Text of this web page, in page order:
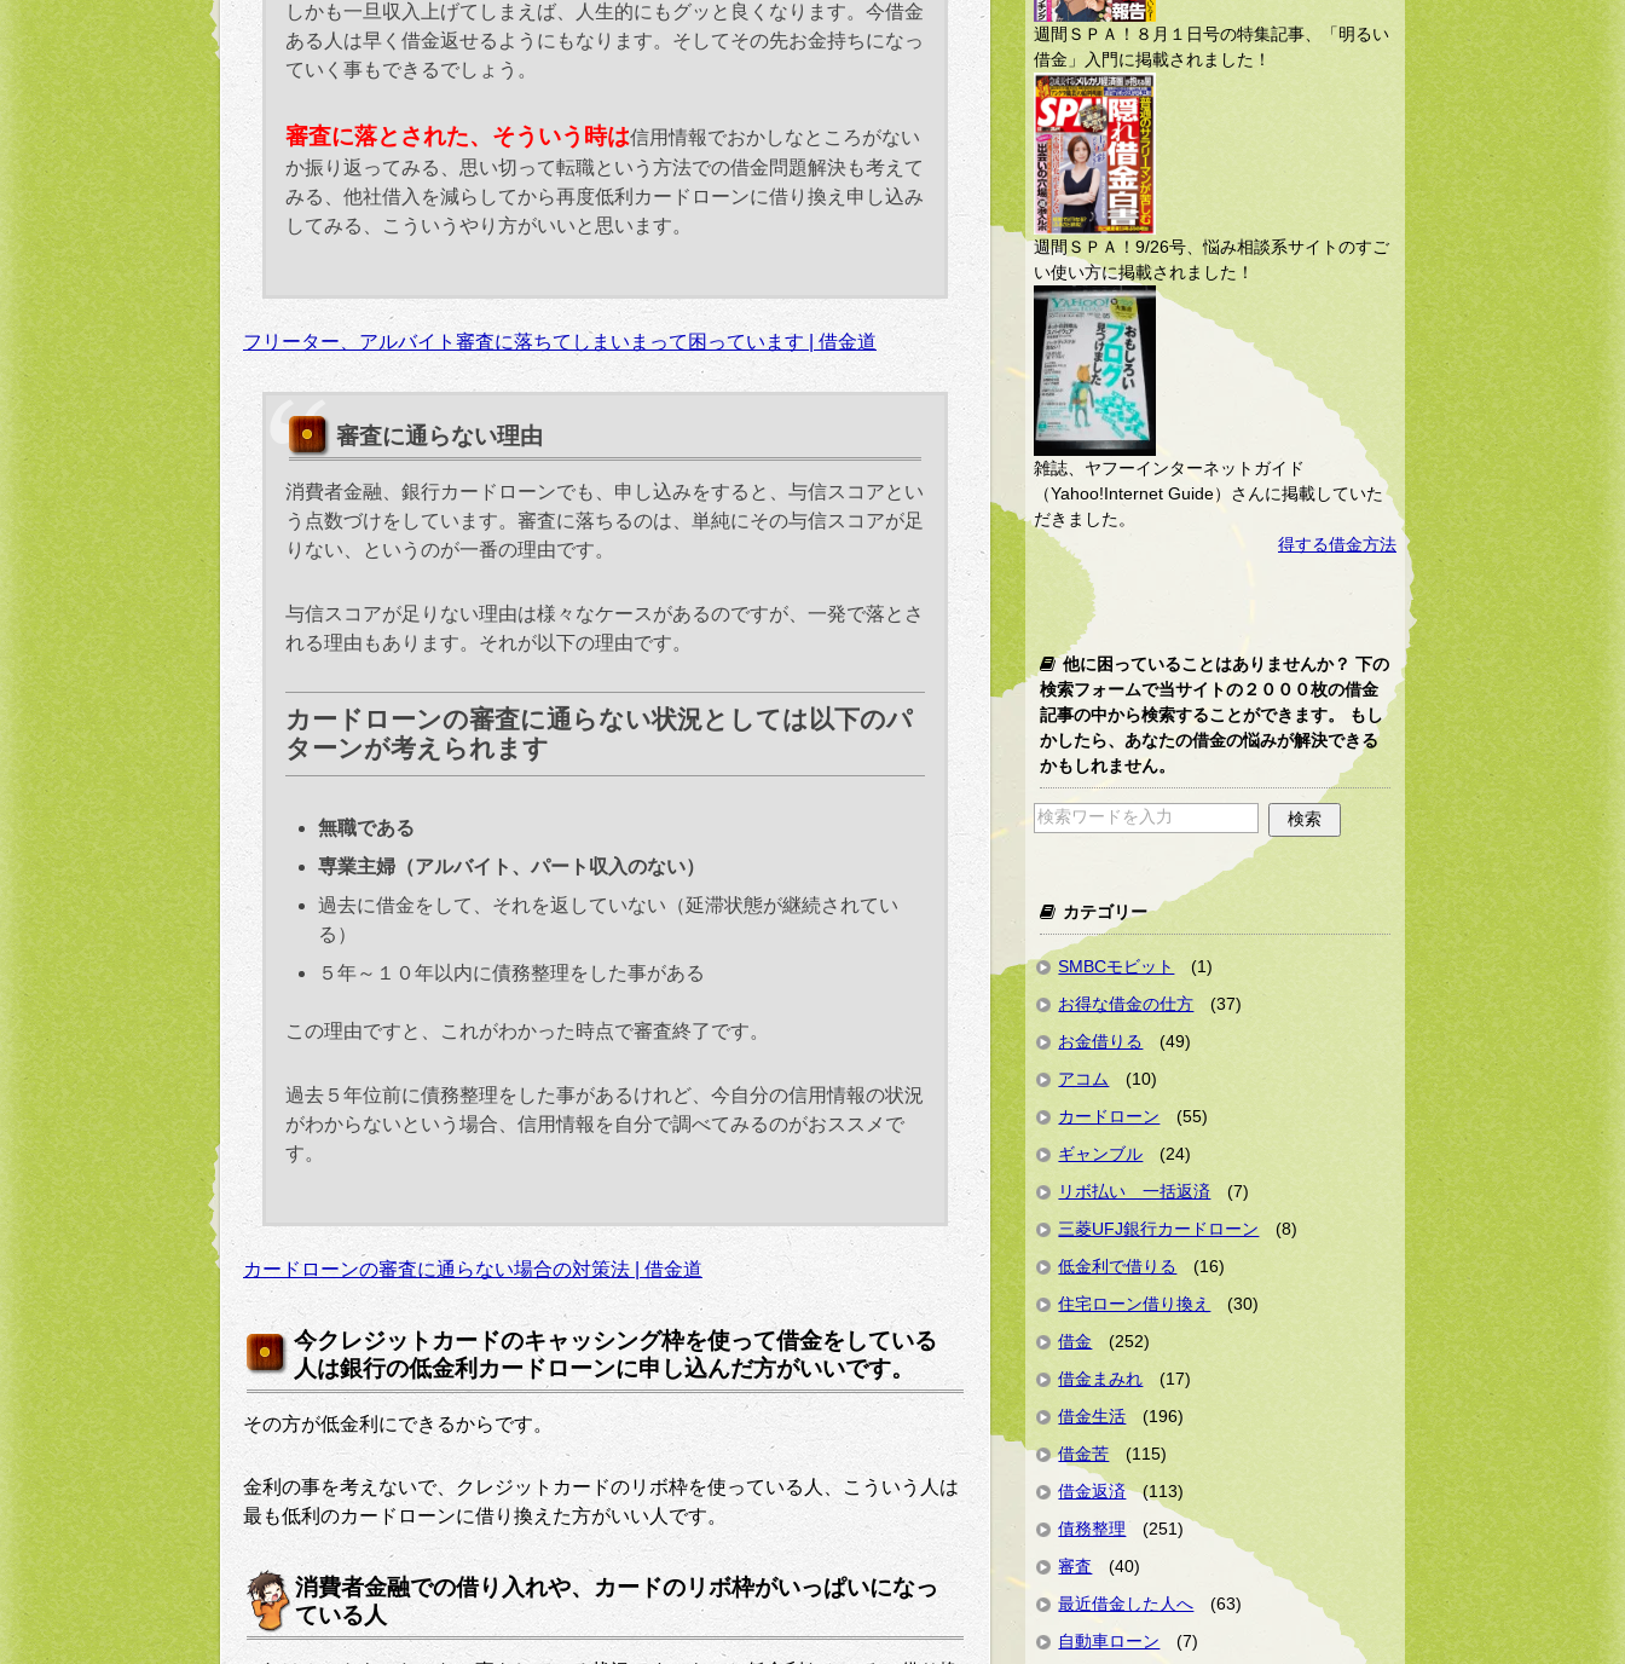
しかも一旦収入上げてしまえば、人生的にもグッと良くなります。今借金
ある人は早く借金返せるようにもなります。そしてその先お金持ちになっ
ていく事もできるでしょう。
審査に落とされた、そういう時は信用情報でおかしなところがない
か振り返ってみる、思い切って転職という方法での借金問題解決も考えて
みる、他社借入を減らしてから再度低利カードローンに借り換え申し込み
してみる、こういうやり方がいいと思います。
フリーター、アルバイト審査に落ちてしまいまって困っています | 借金道
審査に通らない理由
消費者金融、銀行カードローンでも、申し込みをすると、与信スコアとい
う点数づけをしています。審査に落ちるのは、単純にその与信スコアが足
りない、というのが一番の理由です。
与信スコアが足りない理由は様々なケースがあるのですが、一発で落とさ
れる理由もあります。それが以下の理由です。
カードローンの審査に通らない状況としては以下のパ
ターンが考えられます
無職である
専業主婦（アルバイト、パート収入のない）
過去に借金をして、それを返していない（延滞状態が継続されてい
る）
５年～１０年以内に債務整理をした事がある
この理由ですと、これがわかった時点で審査終了です。
過去５年位前に債務整理をした事があるけれど、今自分の信用情報の状況
がわからないという場合、信用情報を自分で調べてみるのがおススメで
す。
カードローンの審査に通らない場合の対策法 | 借金道
今クレジットカードのキャッシング枠を使って借金をしている
人は銀行の低金利カードローンに申し込んだ方がいいです。
その方が低金利にできるからです。
金利の事を考えないで、クレジットカードのリボ枠を使っている人、こういう人は
最も低利のカードローンに借り換えた方がいい人です。
消費者金融での借り入れや、カードのリボ枠がいっぱいになっ
ている人
週間ＳＰＡ！８月１日号の特集記事、「明るい
借金」入門に掲載されました！
週間ＳＰＡ！9/26号、悩み相談系サイトのすご
い使い方に掲載されました！
雑誌、ヤフーインターネットガイド
（Yahoo!Internet Guide）さんに掲載していた
だきました。
得する借金方法
他に困っていることはありませんか？ 下の
検索フォームで当サイトの２０００枚の借金
記事の中から検索することができます。 もし
かしたら、あなたの借金の悩みが解決できる
かもしれません。
カテゴリー
SMBCモビット
(1)
お得な借金の仕方
(37)
お金借りる
(49)
アコム
(10)
カードローン
(55)
ギャンブル
(24)
リボ払い 一括返済
(7)
三菱UFJ銀行カードローン
(8)
低金利で借りる
(16)
住宅ローン借り換え
(30)
借金
(252)
借金まみれ
(17)
借金生活
(196)
借金苦
(115)
借金返済
(113)
債務整理
(251)
審査
(40)
最近借金した人へ
(63)
自動車ローン
(7)